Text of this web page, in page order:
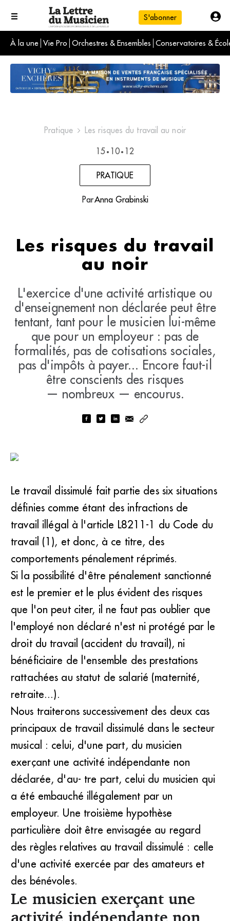
S'abonner
À la une Vie Pro Orchestres & Ensembles Conservatoires &
L'info du jour
Le numéro du mois
International
Pratique Les risques du travail au noir
15 • 10 • 12
PRATIQUE
ParAnna Grabinski
Les risques du travail
au noir
L'exercice d'une activité artistique ou
d'enseignement non déclarée peut être
tentant, tant pour le musicien lui-même
que pour un employeur : pas de
formalités, pas de cotisations sociales,
pas d'impôts à payer... Encore faut-il
être conscients des risques
— nombreux — encourus.
Le travail dissimulé fait partie des six situations
définies comme étant des infractions de
travail illégal à l'article L8211-1 du Code du
travail (1), et donc, à ce titre, des
comportements pénalement réprimés.
Si la possibilité d'être pénalement sanctionné
est le premier et le plus évident des risques
que l'on peut citer, il ne faut pas oublier que
l'employé non déclaré n'est ni protégé par le
droit du travail (accident du travail), ni
bénéficiaire de l'ensemble des prestations
rattachées au statut de salarié (maternité,
retraite...).
Nous traiterons successivement des deux cas
principaux de travail dissimulé dans le secteur
musical : celui, d'une part, du musicien
exerçant une activité indépendante non
déclarée, d'au- tre part, celui du musicien qui
a été embauché illégalement par un
employeur. Une troisième hypothèse
particulière doit être envisagée au regard
des règles relatives au travail dissimulé : celle
d'une activité exercée par des amateurs et
des bénévoles.
Le musicien exerçant une
activité indépendante non